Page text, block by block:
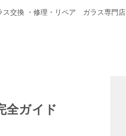
交換 ・修理・リペア ガラス専門店
全ガイド